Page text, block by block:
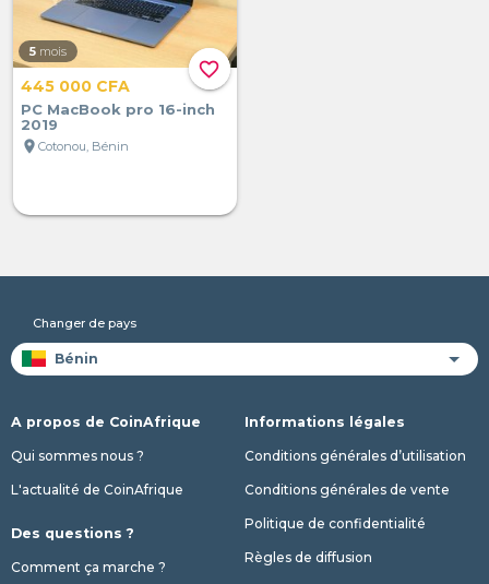
favorite_border
5 mois
445 000 CFA
PC MacBook pro 16-inch
2019
location_on Cotonou, Bénin
Changer de pays
A propos de CoinAfrique
Qui sommes nous ?
L'actualité de CoinAfrique
Des questions ?
Comment ça marche ?
Informations légales
Conditions générales d’utilisation
Conditions générales de vente
Politique de confidentialité
Règles de diffusion